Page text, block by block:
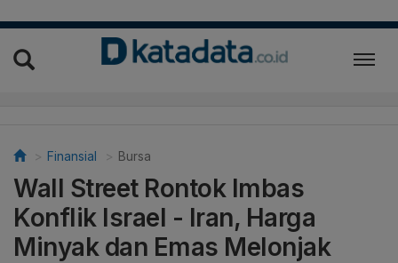
Finansial Bursa
Wall Street Rontok Imbas
Konflik Israel - Iran, Harga
Minyak dan Emas Melonjak